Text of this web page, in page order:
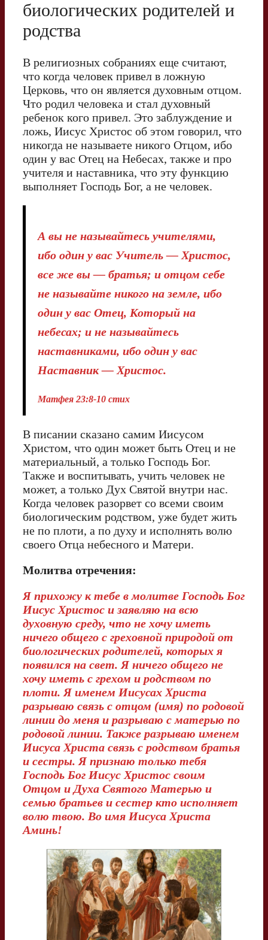
биологических родителей и
родства
В религиозных собраниях еще считают,
что когда человек привел в ложную
Церковь, что он является духовным отцом.
Что родил человека и стал духовный
ребенок кого привел. Это заблуждение и
ложь, Иисус Христос об этом говорил, что
никогда не называете никого Отцом, ибо
один у вас Отец на Небесах, также и про
учителя и наставника, что эту функцию
выполняет Господь Бог, а не человек.
А вы не называйтесь учителями,
ибо один у вас Учитель — Христос,
все же вы — братья; и отцом себе
не называйте никого на земле, ибо
один у вас Отец, Который на
небесах; и не называйтесь
наставниками, ибо один у вас
Наставник — Христос.
Матфея 23:8-10 стих
В писании сказано самим Иисусом
Христом, что один может быть Отец и не
материальный, а только Господь Бог.
Также и воспитывать, учить человек не
может, а только Дух Святой внутри нас.
Когда человек разорвет со всеми своим
биологическим родством, уже будет жить
не по плоти, а по духу и исполнять волю
своего Отца небесного и Матери.
Молитва отречения:
Я прихожу к тебе в молитве Господь Бог
Иисус Христос и заявляю на всю
духовную среду, что не хочу иметь
ничего общего с греховной природой от
биологических родителей, которых я
появился на свет. Я ничего общего не
хочу иметь с грехом и родством по
плоти. Я именем Иисусах Христа
разрываю связь с отцом (имя) по родовой
линии до меня и разрываю с матерью по
родовой линии. Также разрываю именем
Иисуса Христа связь с родством братья
и сестры. Я признаю только тебя
Господь Бог Иисус Христос своим
Отцом и Духа Святого Матерью и
семью братьев и сестер кто исполняет
волю твою. Во имя Иисуса Христа
Аминь!